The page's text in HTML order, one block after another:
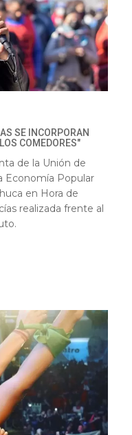
SE INCORPORAN
COMEDORES"
de la Unión de
Economía Popular
en Hora de
realizada frente al